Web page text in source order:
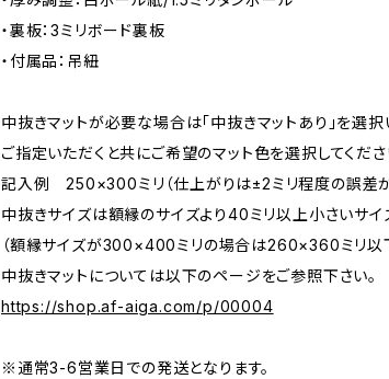
・裏板：3ミリボード裏板
・付属品：吊紐
中抜きマットが必要な場合は「中抜きマットあり」を選
ご指定いただくと共にご希望のマット色を選択してくださ
記入例 250×300ミリ（仕上がりは±2ミリ程度の誤差が
中抜きサイズは額縁のサイズより40ミリ以上小さいサイ
（額縁サイズが300×400ミリの場合は260×360ミリ以
中抜きマットについては以下のページをご参照下さい。
https://shop.af-aiga.com/p/00004
※通常3-6営業日での発送となります。